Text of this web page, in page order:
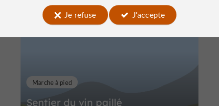
Sentier du vin paillé
Marche à pied
Je refuse
J'accepte